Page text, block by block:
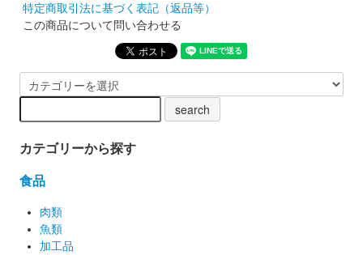
特定商取引法に基づく表記（返品等）
この商品について問い合わせる
カテゴリーから探す
食品
肉類
魚類
加工品